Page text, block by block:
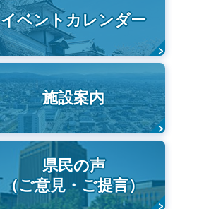
イベントカレンダー
施設案内
県民の声
（ご意見・ご提言）